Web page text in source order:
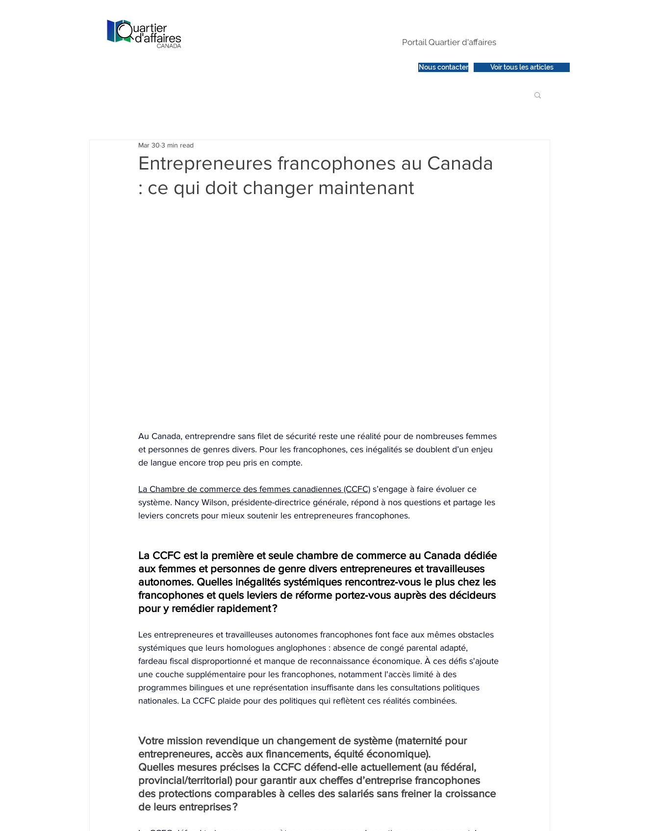
Portail Quartier d'affaires
Nous contacter Voir tous les articles
Entrepreneures francophones au Canada
: ce qui doit changer maintenant
Mar 30 3 min read
Au Canada, entreprendre sans filet de sécurité reste une réalité pour de nombreuses femmes
et personnes de genres divers. Pour les francophones, ces inégalités se doublent d’un enjeu
de langue encore trop peu pris en compte.
La Chambre de commerce des femmes canadiennes (CCFC) s’engage à faire évoluer ce
système. Nancy Wilson, présidente-directrice générale, répond à nos questions et partage les
leviers concrets pour mieux soutenir les entrepreneures francophones.
La CCFC est la première et seule chambre de commerce au Canada dédiée
aux femmes et personnes de genre divers entrepreneures et travailleuses
autonomes. Quelles inégalités systémiques rencontrez‑vous le plus chez les
francophones et quels leviers de réforme portez‑vous auprès des décideurs
pour y remédier rapidement ?
Les entrepreneures et travailleuses autonomes francophones font face aux mêmes obstacles
systémiques que leurs homologues anglophones : absence de congé parental adapté,
fardeau fiscal disproportionné et manque de reconnaissance économique. À ces défis s'ajoute
une couche supplémentaire pour les francophones, notamment l'accès limité à des
programmes bilingues et une représentation insuffisante dans les consultations politiques
nationales. La CCFC plaide pour des politiques qui reflètent ces réalités combinées.
Votre mission revendique un changement de système (maternité pour
entrepreneures, accès aux financements, équité économique).
Quelles mesures précises la CCFC défend‑elle actuellement (au fédéral,
provincial/territorial) pour garantir aux cheffes d’entreprise francophones
des protections comparables à celles des salariés sans freiner la croissance
de leurs entreprises ?